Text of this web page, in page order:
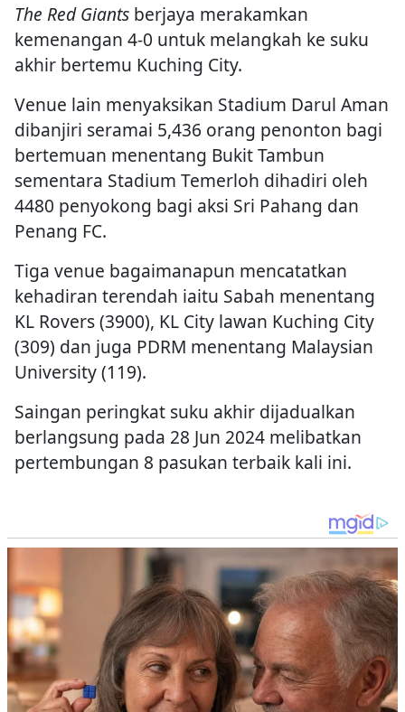
The Red Giants berjaya merakamkan
kemenangan 4-0 untuk melangkah ke suku
akhir bertemu Kuching City.
Venue lain menyaksikan Stadium Darul Aman
dibanjiri seramai 5,436 orang penonton bagi
bertemuan menentang Bukit Tambun
sementara Stadium Temerloh dihadiri oleh
4480 penyokong bagi aksi Sri Pahang dan
Penang FC.
Tiga venue bagaimanapun mencatatkan
kehadiran terendah iaitu Sabah menentang
KL Rovers (3900), KL City lawan Kuching City
(309) dan juga PDRM menentang Malaysian
University (119).
Saingan peringkat suku akhir dijadualkan
berlangsung pada 28 Jun 2024 melibatkan
pertembungan 8 pasukan terbaik kali ini.